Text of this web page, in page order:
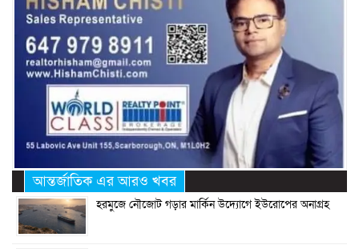
আন্তর্জাতিক এর আরও খবর
হরমুজে নৌজোট গড়ার মার্কিন উদ্যোগে ইউরোপের অনাগ্রহ